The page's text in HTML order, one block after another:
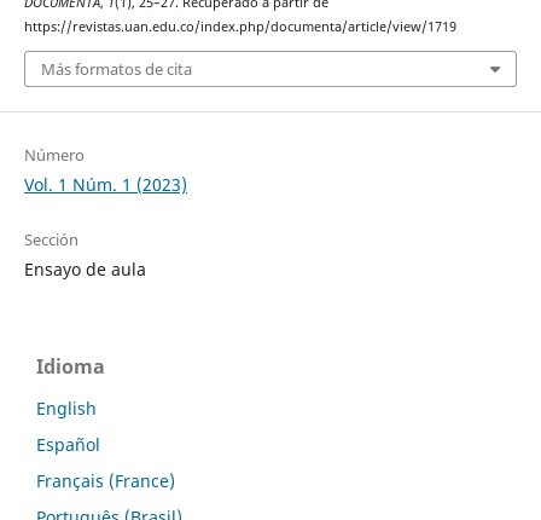
https://revistas.uan.edu.co/index.php/documenta/article/view/1719
Más formatos de cita
Número
Vol. 1 Núm. 1 (2023)
Sección
Ensayo de aula
Idioma
English
Español
Français (France)